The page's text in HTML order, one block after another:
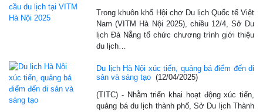
Trong khuôn khổ Hội chợ Du lịch Quốc tế Việt
Nam (VITM Hà Nội 2025), chiều 12/4, Sở Du
lịch Đà Nẵng tổ chức chương trình giới thiệu
du lịch…
Du lịch Hà Nội xúc tiến, quảng bá điểm đến di
sản và sáng tạo (12/04/2025)
(TITC) - Nhằm triển khai hoạt động xúc tiến,
quảng bá du lịch thành phố, Sở Du lịch Thành